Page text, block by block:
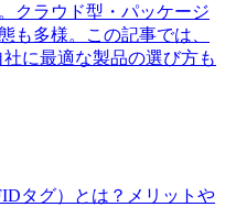
クラウド型・パッケージ
も多様。この記事では、
に最適な製品の選び方も
タグ）とは？メリットや